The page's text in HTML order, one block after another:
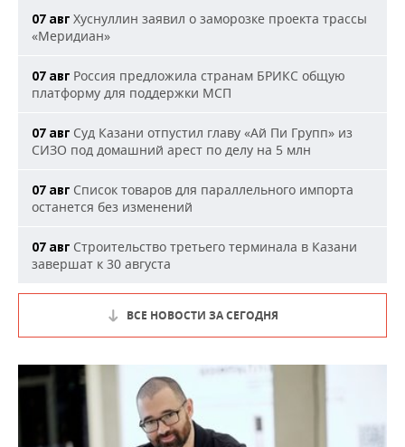
07 авг Хуснуллин заявил о заморозке проекта трассы
«Меридиан»
07 авг Россия предложила странам БРИКС общую
платформу для поддержки МСП
07 авг Суд Казани отпустил главу «Ай Пи Групп» из
СИЗО под домашний арест по делу на 5 млн
07 авг Список товаров для параллельного импорта
останется без изменений
07 авг Строительство третьего терминала в Казани
завершат к 30 августа
ВСЕ НОВОСТИ ЗА СЕГОДНЯ